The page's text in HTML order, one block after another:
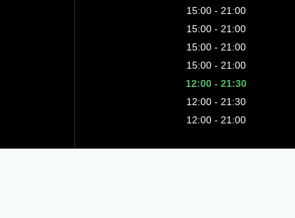
15:00 - 21:00
15:00 - 21:00
15:00 - 21:00
15:00 - 21:00
12:00 - 21:30
12:00 - 21:30
12:00 - 21:00